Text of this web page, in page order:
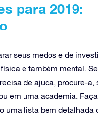
para 2019:
seus medos e de
e também mental.
de ajuda, procure-a,
em uma academia.
uma lista bem detalhada